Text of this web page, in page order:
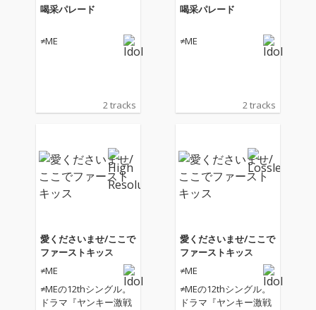
喝采パレード
≠ME
2 tracks
喝采パレード
≠ME
2 tracks
愛くださいませ/ここで
ファーストキッス
≠ME
≠MEの12thシングル。
ドラマ『ヤンキー激戦
愛くださいませ/ここで
ファーストキッス
≠ME
≠MEの12thシングル。
ドラマ『ヤンキー激戦